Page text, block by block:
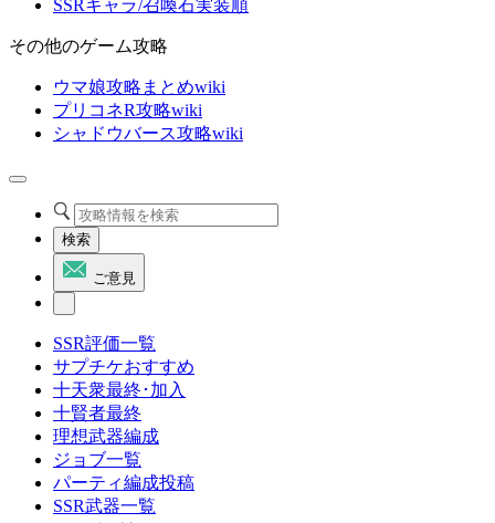
SSRキャラ/召喚石実装順
その他のゲーム攻略
ウマ娘攻略まとめwiki
プリコネR攻略wiki
シャドウバース攻略wiki
検索
ご意見
SSR評価一覧
サプチケおすすめ
十天衆最終･加入
十賢者最終
理想武器編成
ジョブ一覧
パーティ編成投稿
SSR武器一覧